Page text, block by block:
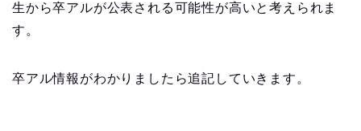
生から卒アルが公表される可能性が高いと考えられま
す。
卒アル情報がわかりましたら追記していきます。